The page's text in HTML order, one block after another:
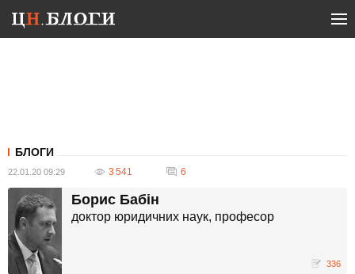
БЛОГИ
22.01.20 09:29 3 541 6
Борис Бабін
доктор юридичних наук, професор
336